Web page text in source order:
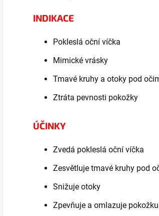
INDIKACE
Pokleslá oční víčka
Mimické vrásky
Tmavé kruhy a otoky pod
Ztráta pevnosti pokožky
ÚČINKY
Zvedá pokleslá oční víčka
Zesvětluje tmavé kruhy pod
Snižuje otoky
Zpevňuje a omlazuje